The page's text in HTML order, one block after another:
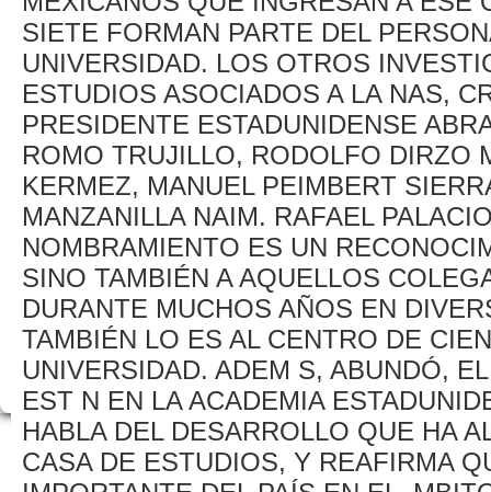
SIETE FORMAN PARTE DEL
UNIVERSIDAD. LOS OTROS
ESTUDIOS ASOCIADOS A LA NAS,
PRESIDENTE ESTADUNIDENSE
ROMO TRUJILLO, RODOLFO DIRZO
KERMEZ, MANUEL PEIMBERT
MANZANILLA NAIM. RAFAEL
NOMBRAMIENTO ES UN
SINO TAMBIÉN A AQUELLOS
DURANTE MUCHOS AÑOS EN
TAMBIÉN LO ES AL CENTRO DE
UNIVERSIDAD. ADEM S, ABUNDÓ,
EST N EN LA ACADEMIA
HABLA DEL DESARROLLO QUE HA
CASA DE ESTUDIOS, Y REAFIRMA